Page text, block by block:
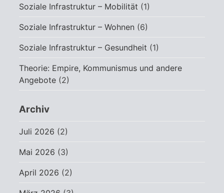
Soziale Infrastruktur – Mobilität (1)
Soziale Infrastruktur – Wohnen (6)
Soziale Infrastruktur – Gesundheit (1)
Theorie: Empire, Kommunismus und andere
Angebote (2)
Archiv
Juli 2026 (2)
Mai 2026 (3)
April 2026 (2)